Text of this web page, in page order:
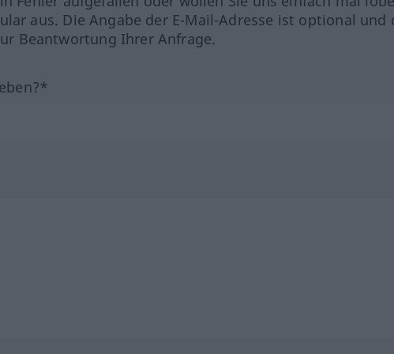
aus. Die Angabe der E-Mail-Adresse ist optional und
Beantwortung Ihrer Anfrage.